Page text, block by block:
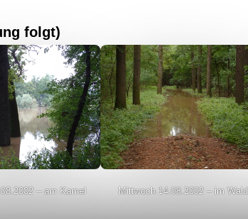
folgt)
– am Kamel Mittwoch 14.08.2002 – im Wald